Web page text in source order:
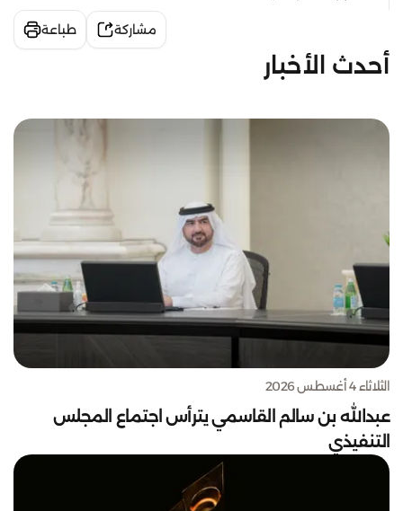
مشاركة طباعة
أحدث الأخبار
الثلاثاء 4 أغسطس 2026
عبدالله بن سالم القاسمي يترأس اجتماع المجلس
التنفيذي